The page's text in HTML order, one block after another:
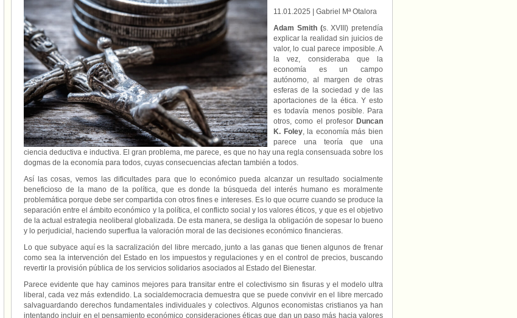
11.01.2025 | Gabriel Mª Otalora
Adam Smith(s. XVIII) pretendía
explicar la realidad sin juicios de
valor, lo cual parece imposible. A
la vez, consideraba que la
economía es un campo
autónomo, al margen de otras
esferas de la sociedad y de las
aportaciones de la ética. Y esto
es todavía menos posible. Para
otros, como el profesor Duncan
K. Foley, la economía más bien
parece una teoría que una
ciencia deductiva e inductiva. El gran problema, me parece, es que no hay una regla consensuada sobre los
dogmas de la economía para todos, cuyas consecuencias afectan también a todos.
Así las cosas, vemos las dificultades para que lo económico pueda alcanzar un resultado socialmente
beneficioso de la mano de la política, que es donde la búsqueda del interés humano es moralmente
problemática porque debe ser compartida con otros fines e intereses. Es lo que ocurre cuando se produce la
separación entre el ámbito económico y la política, el conflicto social y los valores éticos, y que es el objetivo
de la actual estrategia neoliberal globalizada. De esta manera, se desliga la obligación de sopesar lo bueno
y lo perjudicial, haciendo superflua la valoración moral de las decisiones económico financieras.
Lo que subyace aquí es la sacralización del libre mercado, junto a las ganas que tienen algunos de frenar
como sea la intervención del Estado en los impuestos y regulaciones y en el control de precios, buscando
revertir la provisión pública de los servicios solidarios asociados al Estado del Bienestar.
Parece evidente que hay caminos mejores para transitar entre el colectivismo sin fisuras y el modelo ultra
liberal, cada vez más extendido. La socialdemocracia demuestra que se puede convivir en el libre mercado
salvaguardando derechos fundamentales individuales y colectivos. Algunos economistas cristianos ya han
intentando incluir en el pensamiento económico consideraciones éticas que dan un paso más hacia valores